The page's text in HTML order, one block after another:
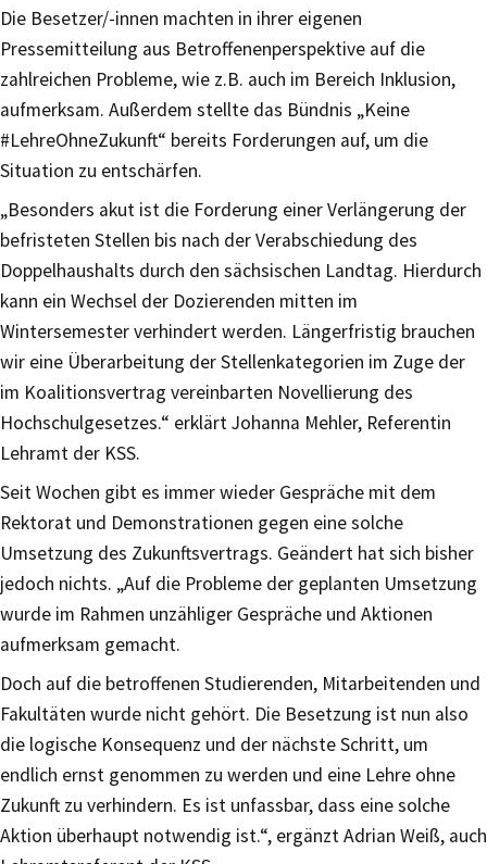
Die Besetzer/-innen machten in ihrer eigenen
Pressemitteilung aus Betroffenenperspektive auf die
zahlreichen Probleme, wie z.B. auch im Bereich Inklusion,
aufmerksam. Außerdem stellte das Bündnis „Keine
#LehreOhneZukunft“ bereits Forderungen auf, um die
Situation zu entschärfen.
„Besonders akut ist die Forderung einer Verlängerung der
befristeten Stellen bis nach der Verabschiedung des
Doppelhaushalts durch den sächsischen Landtag. Hierdurch
kann ein Wechsel der Dozierenden mitten im
Wintersemester verhindert werden. Längerfristig brauchen
wir eine Überarbeitung der Stellenkategorien im Zuge der
im Koalitionsvertrag vereinbarten Novellierung des
Hochschulgesetzes.“ erklärt Johanna Mehler, Referentin
Lehramt der KSS.
Seit Wochen gibt es immer wieder Gespräche mit dem
Rektorat und Demonstrationen gegen eine solche
Umsetzung des Zukunftsvertrags. Geändert hat sich bisher
jedoch nichts. „Auf die Probleme der geplanten Umsetzung
wurde im Rahmen unzähliger Gespräche und Aktionen
aufmerksam gemacht.
Doch auf die betroffenen Studierenden, Mitarbeitenden und
Fakultäten wurde nicht gehört. Die Besetzung ist nun also
die logische Konsequenz und der nächste Schritt, um
endlich ernst genommen zu werden und eine Lehre ohne
Zukunft zu verhindern. Es ist unfassbar, dass eine solche
Aktion überhaupt notwendig ist.“, ergänzt Adrian Weiß, auch